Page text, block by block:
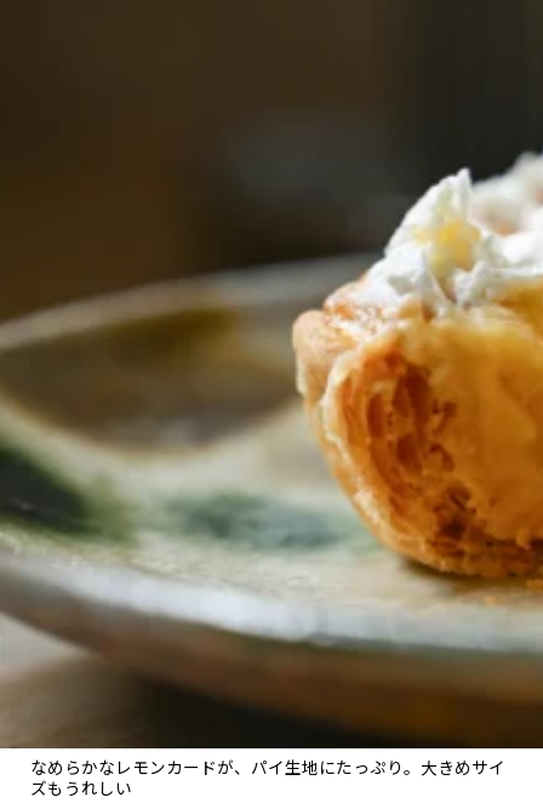
なめらかなレモンカードが、パイ生地にたっぷり。大きめサイ
ズもうれしい